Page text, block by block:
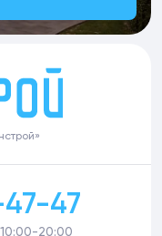
47-47
20:00